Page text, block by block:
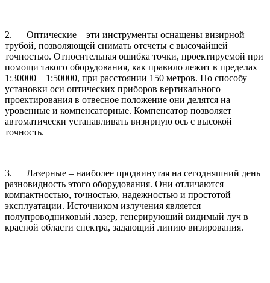
2. Оптические – эти инструменты оснащены визирной
трубой, позволяющей снимать отсчеты с высочайшей
точностью. Относительная ошибка точки, проектируемой при
помощи такого оборудования, как правило лежит в пределах
1:30000 – 1:50000, при расстоянии 150 метров. По способу
установки оси оптических приборов вертикального
проектирования в отвесное положение они делятся на
уровенные и компенсаторные. Компенсатор позволяет
автоматически устанавливать визирную ось с высокой
точность.
3. Лазерные – наиболее продвинутая на сегодняшний день
разновидность этого оборудования. Они отличаются
компактностью, точностью, надежностью и простотой
эксплуатации. Источником излучения является
полупроводниковый лазер, генерирующий видимый луч в
красной области спектра, задающий линию визирования.